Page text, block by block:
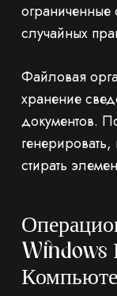
случайных
Файловая
хранение
документов.
стирать
Windows